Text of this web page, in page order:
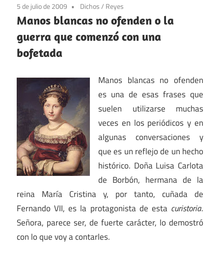
historia
5 de julio de 2009 Dichos/ Reyes
Manos blancas no ofenden o la
guerra que comenzó con una
bofetada
Manos blancas no ofenden
es una de esas frases que
suelen utilizarse muchas
veces en los periódicos y en
algunas conversaciones y
que es un reflejo de un hecho
histórico. Doña Luisa Carlota
de Borbón, hermana de la
reina María Cristina y, por tanto, cuñada de
Fernando VII, es la protagonista de esta curistoria.
Señora, parece ser, de fuerte carácter, lo demostró
con lo que voy a contarles.